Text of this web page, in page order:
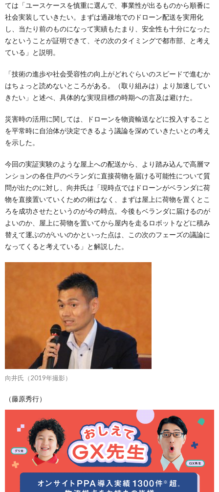
ては「ユースケースを慎重に選んで、事業性が出るものから順番に
社会実装していきたい。まずは過疎地でのドローン配送を実用化
し、当たり前のものになって実績もたまり、安全性も十分になった
なということが証明できて、その次のタイミングで都市部、と考え
ている」と説明。
「技術の進歩や社会受容性の向上がどれぐらいのスピードで進むか
はちょっと読めないところがある。（取り組みは）より加速してい
きたい」と述べ、具体的な実現目標の時期への言及は避けた。
災害時の活用に関しては、ドローンを物資輸送などに投入すること
を平常時に自治体が決定できるよう議論を深めていきたいとの考え
を示した。
今回の実証実験のような屋上への配送から、より踏み込んで高層マ
ンションの各住戸のベランダに直接荷物を届ける可能性について質
問が出たのに対し、向井氏は「現時点ではドローンがベランダに荷
物を直接置いていくための術はなく、まずは屋上に荷物を置くとこ
ろを成功させたというのが今の時点。今後もベランダに届けるのが
よいのか、屋上に荷物を置いてから屋内を走るロボットなどに積み
替えて運ぶのがいいのかといった点は、この次のフェーズの議論に
なってくると考えている」と解説した。
向井氏（2019年撮影）
（藤原秀行）